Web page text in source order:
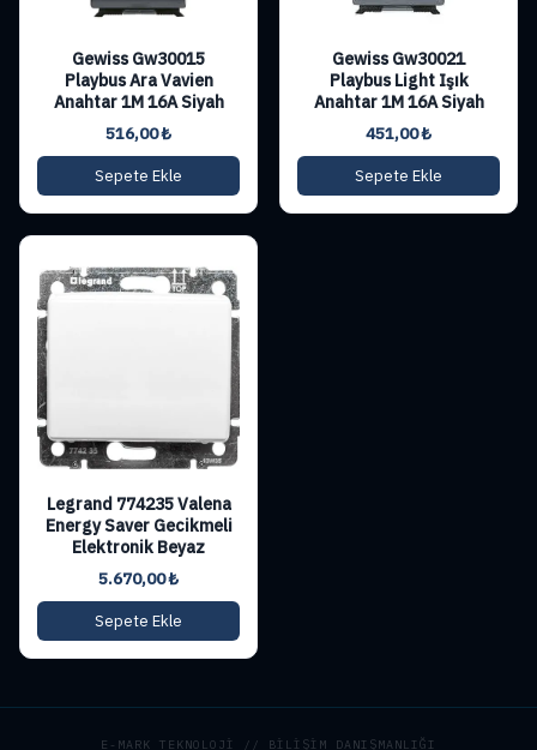
Gewiss Gw30015
Playbus Ara Vavien
Anahtar 1M 16A Siyah
516,00₺
Sepete Ekle
Gewiss Gw30021
Playbus Light Işık
Anahtar 1M 16A Siyah
451,00₺
Sepete Ekle
Legrand 774235 Valena
Energy Saver Gecikmeli
Elektronik Beyaz
5.670,00₺
Sepete Ekle
E-MARK TEKNOLOJİ // BİLİŞİM DANIŞMANLIĞI